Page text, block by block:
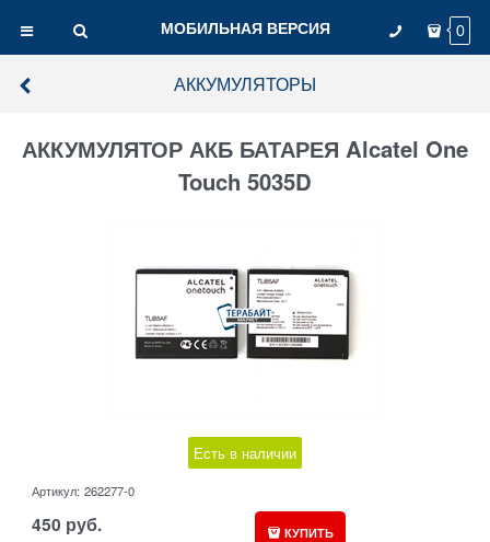
МОБИЛЬНАЯ ВЕРСИЯ 0
АККУМУЛЯТОРЫ
АККУМУЛЯТОР АКБ БАТАРЕЯ Alcatel One
Touch 5035D
Есть в наличии
Артикул: 262277-0
450 руб. КУПИТЬ